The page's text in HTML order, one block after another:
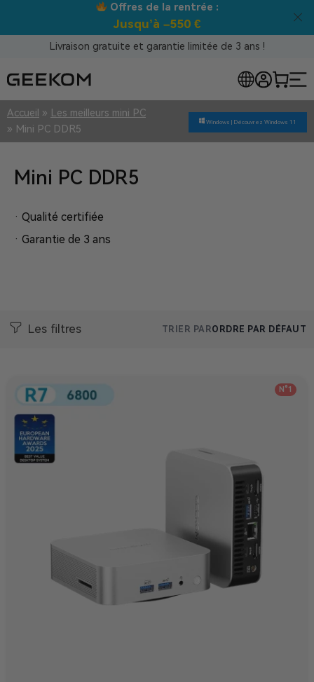
Offres de la rentrée :
Jusqu’à –550 €
Livraison gratuite et garantie limitée de 3 ans !
Accueil » Les meilleurs mini PC
» Mini PC DDR5
Windows | Découvrez Windows 11
Mini PC DDR5
· Qualité certifiée
· Garantie de 3 ans
Les filtres TRIER PARORDRE PAR DÉFAUT
N°1